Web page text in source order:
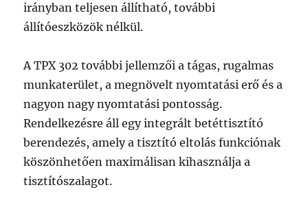
irányban teljesen állítható, további
állítóeszközök nélkül.
A TPX 302 további jellemzői a tágas, rugalmas
munkaterület, a megnövelt nyomtatási erő és a
nagyon nagy nyomtatási pontosság.
Rendelkezésre áll egy integrált betéttisztító
berendezés, amely a tisztító eltolás funkciónak
köszönhetően maximálisan kihasználja a
tisztítószalagot.